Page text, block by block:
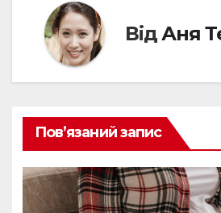
ВідАня
Пов’язаний запис